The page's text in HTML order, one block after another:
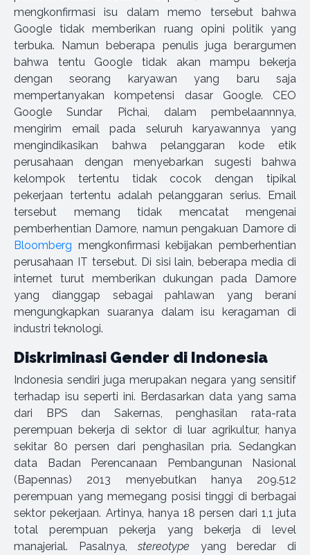
mengkonfirmasi isu dalam memo tersebut bahwa
Google tidak memberikan ruang opini politik yang
terbuka. Namun beberapa penulis juga berargumen
bahwa tentu Google tidak akan mampu bekerja
dengan seorang karyawan yang baru saja
mempertanyakan kompetensi dasar Google. CEO
Google Sundar Pichai, dalam pembelaannnya,
mengirim email pada seluruh karyawannya yang
mengindikasikan bahwa pelanggaran kode etik
perusahaan dengan menyebarkan sugesti bahwa
kelompok tertentu tidak cocok dengan tipikal
pekerjaan tertentu adalah pelanggaran serius. Email
tersebut memang tidak mencatat mengenai
pemberhentian Damore, namun pengakuan Damore di
Bloomberg mengkonfirmasi kebijakan pemberhentian
perusahaan IT tersebut. Di sisi lain, beberapa media di
internet turut memberikan dukungan pada Damore
yang dianggap sebagai pahlawan yang berani
mengungkapkan suaranya dalam isu keragaman di
industri teknologi.
Diskriminasi Gender di Indonesia
Indonesia sendiri juga merupakan negara yang sensitif
terhadap isu seperti ini. Berdasarkan data yang sama
dari BPS dan Sakernas, penghasilan rata-rata
perempuan bekerja di sektor di luar agrikultur, hanya
sekitar 80 persen dari penghasilan pria. Sedangkan
data Badan Perencanaan Pembangunan Nasional
(Bapennas) 2013 menyebutkan hanya 209.512
perempuan yang memegang posisi tinggi di berbagai
sektor pekerjaan. Artinya, hanya 18 persen dari 1,1 juta
total perempuan pekerja yang bekerja di level
manajerial. Pasalnya,stereotype yang beredar di